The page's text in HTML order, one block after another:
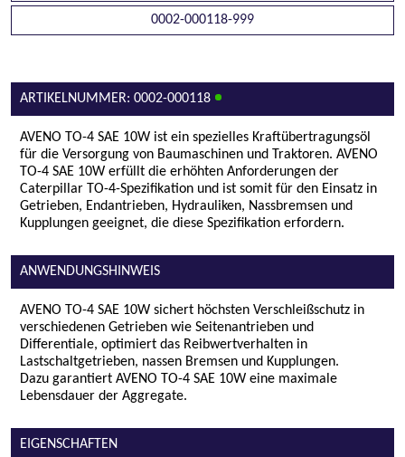
0002-000118-999
ARTIKELNUMMER: 0002-000118
AVENO TO-4 SAE 10W ist ein spezielles Kraftübertragungsöl
für die Versorgung von Baumaschinen und Traktoren. AVENO
TO-4 SAE 10W erfüllt die erhöhten Anforderungen der
Caterpillar TO-4-Spezifikation und ist somit für den Einsatz in
Getrieben, Endantrieben, Hydrauliken, Nassbremsen und
Kupplungen geeignet, die diese Spezifikation erfordern.
ANWENDUNGSHINWEIS
AVENO TO-4 SAE 10W sichert höchsten Verschleißschutz in
verschiedenen Getrieben wie Seitenantrieben und
Differentiale, optimiert das Reibwertverhalten in
Lastschaltgetrieben, nassen Bremsen und Kupplungen.
Dazu garantiert AVENO TO-4 SAE 10W eine maximale
Lebensdauer der Aggregate.
EIGENSCHAFTEN